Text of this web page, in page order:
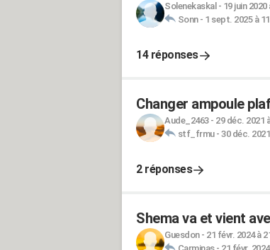
Solenekaskal - 19 juin 2020
Sonn- 1 sept. 2025 à
14 réponses
Changer ampoule
Aude_2463- 29 déc. 2021
stf_frmu- 30 déc.
2 réponses
Shema va et vient
Guesdon- 21 févr. 2024 à